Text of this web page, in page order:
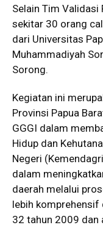
Selain Tim
sekitar 30 orang
dari Universitas
Muhammadiyah
Sorong.
Kegiatan ini
Provinsi Papua
GGGI dalam
Hidup dan
Negeri
dalam
daerah melalui
lebih komprehensif
32 tahun 2009 dan